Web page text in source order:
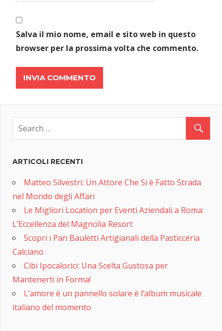
Salva il mio nome, email e sito web in questo
browser per la prossima volta che commento.
ARTICOLI RECENTI
Matteo Silvestri: Un Attore Che Si è Fatto Strada
nel Mondo degli Affari
Le Migliori Location per Eventi Aziendali a Roma:
L’Eccellenza del Magnolia Resort
Scopri i Pan Bauletti Artigianali della Pasticceria
Calciano
Cibi Ipocalorici: Una Scelta Gustosa per
Mantenerti in Forma!
L’amore è un pannello solare è l’album musicale
italiano del momento